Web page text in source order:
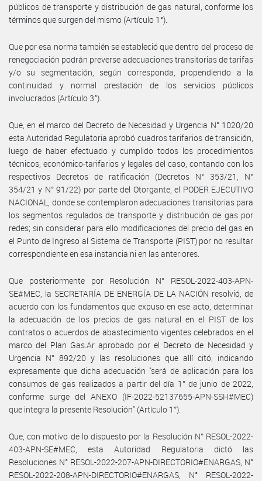
públicos de transporte y distribución de gas natural, conforme los
términos que surgen del mismo (Artículo 1°).
Que por esa norma también se estableció que dentro del proceso de
renegociación podrán preverse adecuaciones transitorias de tarifas
y/o su segmentación, según corresponda, propendiendo a la
continuidad y normal prestación de los servicios públicos
involucrados (Artículo 3°).
Que, en el marco del Decreto de Necesidad y Urgencia N° 1020/20
esta Autoridad Regulatoria aprobó cuadros tarifarios de transición,
luego de haber efectuado y cumplido todos los procedimientos
técnicos, económico-tarifarios y legales del caso, contando con los
respectivos Decretos de ratificación (Decretos N° 353/21, N°
354/21 y N° 91/22) por parte del Otorgante, el PODER EJECUTIVO
NACIONAL, donde se contemplaron adecuaciones transitorias para
los segmentos regulados de transporte y distribución de gas por
redes; sin considerar para ello modificaciones del precio del gas en
el Punto de Ingreso al Sistema de Transporte (PIST) por no resultar
correspondiente en esa instancia ni en las anteriores.
Que posteriormente por Resolución N° RESOL-2022-403-APN-
SE#MEC, la SECRETARÍA DE ENERGÍA DE LA NACIÓN resolvió, de
acuerdo con los fundamentos que expuso en ese acto, determinar
la adecuación de los precios de gas natural en el PIST de los
contratos o acuerdos de abastecimiento vigentes celebrados en el
marco del Plan Gas.Ar aprobado por el Decreto de Necesidad y
Urgencia N° 892/20 y las resoluciones que allí citó, indicando
expresamente que dicha adecuación "será de aplicación para los
consumos de gas realizados a partir del día 1° de junio de 2022,
conforme surge del ANEXO (IF-2022-52137655-APN-SSH#MEC)
que integra la presente Resolución" (Artículo 1°).
Que, con motivo de lo dispuesto por la Resolución N° RESOL-2022-
403-APN-SE#MEC, esta Autoridad Regulatoria dictó las
Resoluciones N° RESOL-2022-207-APN-DIRECTORIO#ENARGAS, N°
RESOL-2022-208-APN-DIRECTORIO#ENARGAS, N° RESOL-2022-